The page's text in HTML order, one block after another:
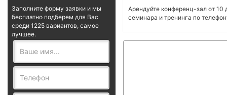
Заполните форму заявки и мы
бесплатно подберем для Вас
среди 1225 вариантов, самое
лучшее.
Арендуйте конференц-зал от 10
семинара и тренинга по